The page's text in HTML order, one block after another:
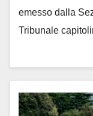
emesso dalla
Tribunale